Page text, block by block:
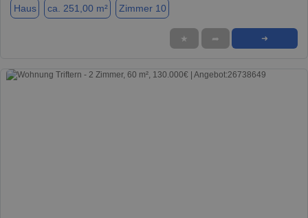
Haus ca. 251,00 m² Zimmer 10
★ ➦ ➜